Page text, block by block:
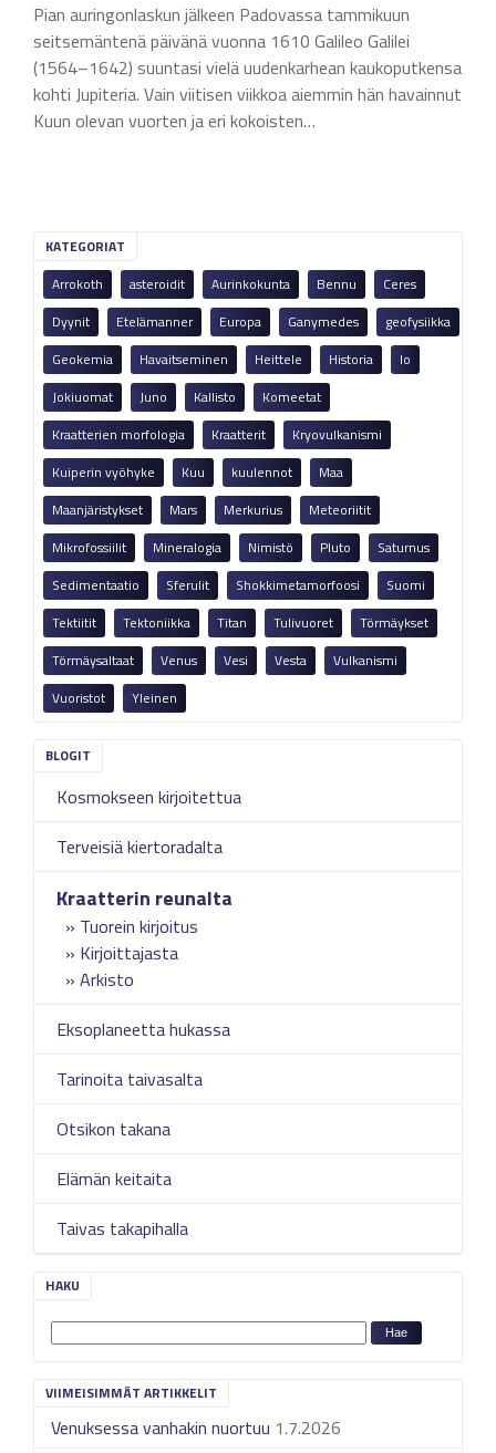
KATEGORIAT
Arrokoth
asteroidit Aurinkokunta Bennu
Ceres
Dyynit
Etelämanner Europa Ganymedes
geofysiikka
Geokemia
Havaitseminen Heittele Historia
Io
Jokiuomat
Juno Kallisto
Komeetat
Kraatterien morfologia
Kraatterit
Kryovulkanismi
Kuiperin vyöhyke
Kuu kuulennot
Maa
Maanjäristykset
Mars Merkurius
Meteoriitit
Mikrofossiilit
Mineralogia Nimistö Pluto
Saturnus
Sedimentaatio
Sferulit Shokkimetamorfoosi
Suomi
Tektiitit
Tektoniikka Titan Tulivuoret
Törmäykset
Törmäysaltaat
Venus Vesi Vesta
Vulkanismi
Vuoristot
Yleinen
Kosmokseen kirjoitettua
Terveisiä kiertoradalta
Kraatterin reunalta
Tuorein kirjoitus
Kirjoittajasta
Arkisto
Eksoplaneetta hukassa
Tarinoita taivasalta
Otsikon takana
Elämän keitaita
Taivas takapihalla
HAKU
VIIMEISIMMÄT ARTIKKELIT
Venuksessa vanhakin nuortuu 1.7.2026
Pian auringonlaskun jälkeen Padovassa tammikuun
seitsemäntenä päivänä vuonna 1610 Galileo Galilei
(1564–1642) suuntasi vielä uudenkarhean kaukoputkensa
kohti Jupiteria. Vain viitisen viikkoa aiemmin hän havainnut
Kuun olevan vuorten ja eri kokoisten…